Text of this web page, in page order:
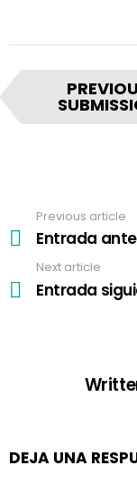
I
e
i
g
t
more
Previous article
Entrada
Next article
Entrada
DEJA UNA